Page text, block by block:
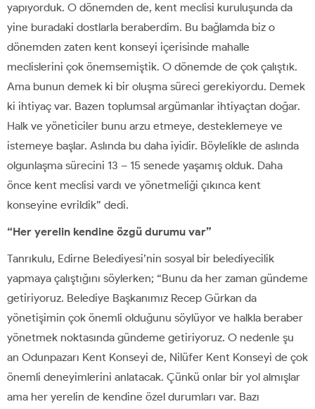
yapıyorduk. O dönemden de, kent meclisi kuruluşunda da
yine buradaki dostlarla beraberdim. Bu bağlamda biz o
dönemden zaten kent konseyi içerisinde mahalle
meclislerini çok önemsemiştik. O dönemde de çok çalıştık.
Ama bunun demek ki bir oluşma süreci gerekiyordu. Demek
ki ihtiyaç var. Bazen toplumsal argümanlar ihtiyaçtan doğar.
Halk ve yöneticiler bunu arzu etmeye, desteklemeye ve
istemeye başlar. Aslında bu daha iyidir. Böylelikle de aslında
olgunlaşma sürecini 13 – 15 senede yaşamış olduk. Daha
önce kent meclisi vardı ve yönetmeliği çıkınca kent
konseyine evrildik” dedi.
“Her yerelin kendine özgü durumu var”
Tanrıkulu, Edirne Belediyesi’nin sosyal bir belediyecilik
yapmaya çalıştığını söylerken; “Bunu da her zaman gündeme
getiriyoruz. Belediye Başkanımız Recep Gürkan da
yönetişimin çok önemli olduğunu söylüyor ve halkla beraber
yönetmek noktasında gündeme getiriyoruz. O nedenle şu
an Odunpazarı Kent Konseyi de, Nilüfer Kent Konseyi de çok
önemli deneyimlerini anlatacak. Çünkü onlar bir yol almışlar
ama her yerelin de kendine özel durumları var. Bazı